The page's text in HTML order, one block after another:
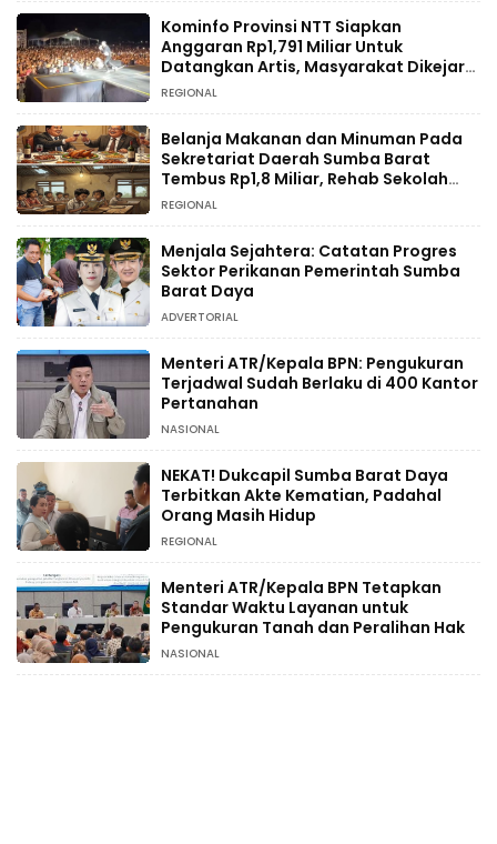
Kominfo Provinsi NTT Siapkan
Anggaran Rp1,791 Miliar Untuk
Datangkan Artis, Masyarakat Dikejar
Pajak
REGIONAL
Belanja Makanan dan Minuman Pada
Sekretariat Daerah Sumba Barat
Tembus Rp1,8 Miliar, Rehab Sekolah
Hanya Rp234 Juta
REGIONAL
Menjala Sejahtera: Catatan Progres
Sektor Perikanan Pemerintah Sumba
Barat Daya
ADVERTORIAL
Menteri ATR/Kepala BPN: Pengukuran
Terjadwal Sudah Berlaku di 400 Kantor
Pertanahan
NASIONAL
NEKAT! Dukcapil Sumba Barat Daya
Terbitkan Akte Kematian, Padahal
Orang Masih Hidup
REGIONAL
Menteri ATR/Kepala BPN Tetapkan
Standar Waktu Layanan untuk
Pengukuran Tanah dan Peralihan Hak
NASIONAL